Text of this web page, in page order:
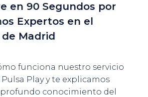
en 90 Segundos por
Expertos en el
de Madrid
funciona nuestro servicio
Play y te explicamos
conocimiento del